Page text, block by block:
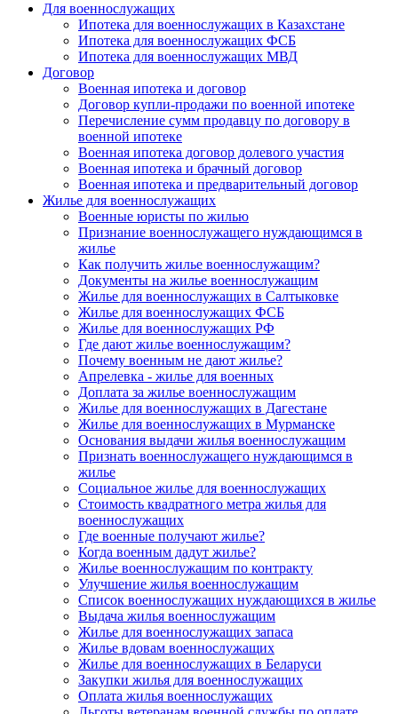
Для военнослужащих
Ипотека для военнослужащих в Казахстане
Ипотека для военнослужащих ФСБ
Ипотека для военнослужащих МВД
Договор
Военная ипотека и договор
Договор купли-продажи по военной ипотеке
Перечисление сумм продавцу по договору в
военной ипотеке
Военная ипотека договор долевого участия
Военная ипотека и брачный договор
Военная ипотека и предварительный договор
Жилье для военнослужащих
Военные юристы по жилью
Признание военнослужащего нуждающимся в
жилье
Как получить жилье военнослужащим?
Документы на жилье военнослужащим
Жилье для военнослужащих в Салтыковке
Жилье для военнослужащих ФСБ
Жилье для военнослужащих РФ
Где дают жилье военнослужащим?
Почему военным не дают жилье?
Апрелевка - жилье для военных
Доплата за жилье военнослужащим
Жилье для военнослужащих в Дагестане
Жилье для военнослужащих в Мурманске
Основания выдачи жилья военнослужащим
Признать военнослужащего нуждающимся в
жилье
Социальное жилье для военнослужащих
Стоимость квадратного метра жилья для
военнослужащих
Где военные получают жилье?
Когда военным дадут жилье?
Жилье военнослужащим по контракту
Улучшение жилья военнослужащим
Список военнослужащих нуждающихся в жилье
Выдача жилья военнослужащим
Жилье для военнослужащих запаса
Жилье вдовам военнослужащих
Жилье для военнослужащих в Беларуси
Закупки жилья для военнослужащих
Оплата жилья военнослужащих